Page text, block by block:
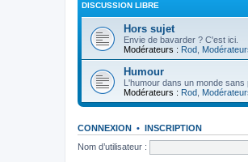
DISCUSSION LIBRE
Hors sujet
Envie de bavarder ? C'est ici.
Modérateurs : Rod
Humour
L'humour dans un monde sans
Modérateurs : Rod
CONNEXION • INSCRIPTION
Nom d’utilisateur :